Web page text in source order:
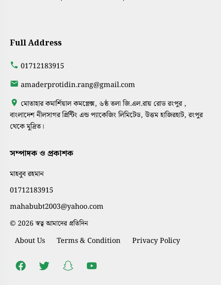
Full Address
01712183915
amaderprotidin.rang@gmail.com
মোতাহার কমার্শিয়াল কমপ্লেক্স, ৬ষ্ঠ তলা জি.এল.রায় রোড রংপুর ,
বাংলাদেশ নীলসাগর প্রিন্টিং এন্ড প্যাকেজিং লিমিটেড, উত্তম হাজিরহাট, রংপুর
থেকে মুদ্রিত।
সম্পাদক ও প্রকাশক
মাহবুব রহমান
01712183915
mahabubt2003@yahoo.com
© 2026 স্বত্ব আমাদের প্রতিদিন
About Us Terms & Condition Privacy Policy